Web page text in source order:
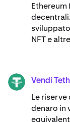
Ethereum
NFT e
USDT Vendi
Le riserve
denaro in